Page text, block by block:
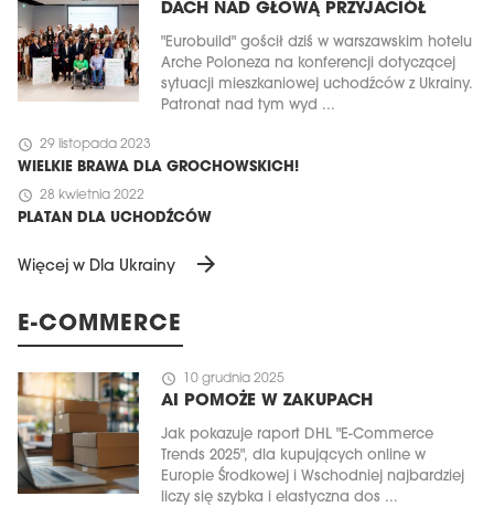
DACH NAD GŁOWĄ PRZYJACIÓŁ
"Eurobuild" gościł dziś w warszawskim hotelu
Arche Poloneza na konferencji dotyczącej
sytuacji mieszkaniowej uchodźców z Ukrainy.
Patronat nad tym wyd ...
schedule 29 listopada 2023
WIELKIE BRAWA DLA GROCHOWSKICH!
schedule 28 kwietnia 2022
PLATAN DLA UCHODŹCÓW
Więcej w Dla Ukrainy arrow_forward
E-COMMERCE
schedule 10 grudnia 2025
AI POMOŻE W ZAKUPACH
Jak pokazuje raport DHL "E-Commerce
Trends 2025", dla kupujących online w
Europie Środkowej i Wschodniej najbardziej
liczy się szybka i elastyczna dos ...